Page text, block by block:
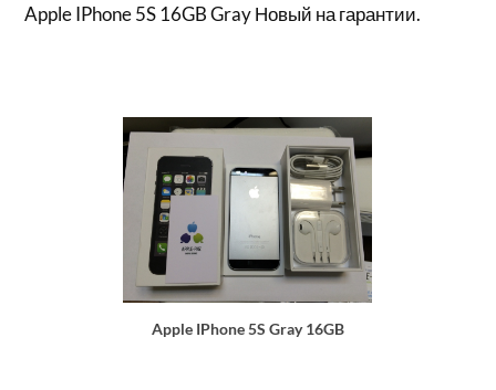
Apple IPhone 5S 16GB GrayНовый на гарантии.
Apple IPhone 5S Gray 16GB